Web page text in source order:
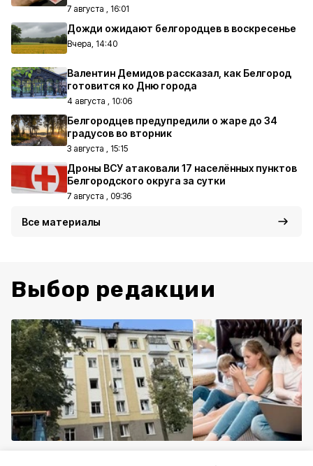
7 августа , 16:01
Дожди ожидают белгородцев в воскресенье
Вчера, 14:40
Валентин Демидов рассказал, как Белгород
готовится ко Дню города
4 августа , 10:06
Белгородцев предупредили о жаре до 34
градусов во вторник
3 августа , 15:15
Дроны ВСУ атаковали 17 населённых пунктов
Белгородского округа за сутки
7 августа , 09:36
Все материалы
Выбор редакции